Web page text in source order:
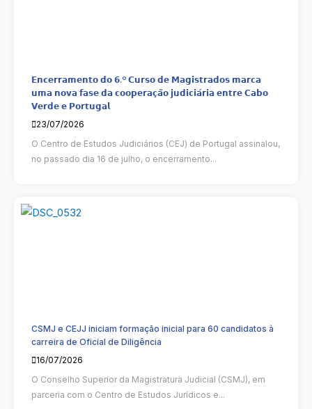
𝗘𝗻𝗰𝗲𝗿𝗿𝗮𝗺𝗲𝗻𝘁𝗼 𝗱𝗼 𝟲.º 𝗖𝘂𝗿𝘀𝗼 𝗱𝗲 𝗠𝗮𝗴𝗶𝘀𝘁𝗿𝗮𝗱𝗼𝘀 𝗺𝗮𝗿𝗰𝗮
𝘂𝗺𝗮 𝗻𝗼𝘃𝗮 𝗳𝗮𝘀𝗲 𝗱𝗮 𝗰𝗼𝗼𝗽𝗲𝗿𝗮𝗰̧𝗮̃𝗼 𝗷𝘂𝗱𝗶𝗰𝗶𝗮́𝗿𝗶𝗮 𝗲𝗻𝘁𝗿𝗲 𝗖𝗮𝗯𝗼
𝗩𝗲𝗿𝗱𝗲 𝗲 𝗣𝗼𝗿𝘁𝘂𝗴𝗮𝗹
23/07/2026
O Centro de Estudos Judiciários (CEJ) de Portugal assinalou,
no passado dia 16 de julho, o encerramento...
CSMJ e CEJJ iniciam formação inicial para 60 candidatos à
carreira de Oficial de Diligência
16/07/2026
O Conselho Superior da Magistratura Judicial (CSMJ), em
parceria com o Centro de Estudos Jurídicos e...